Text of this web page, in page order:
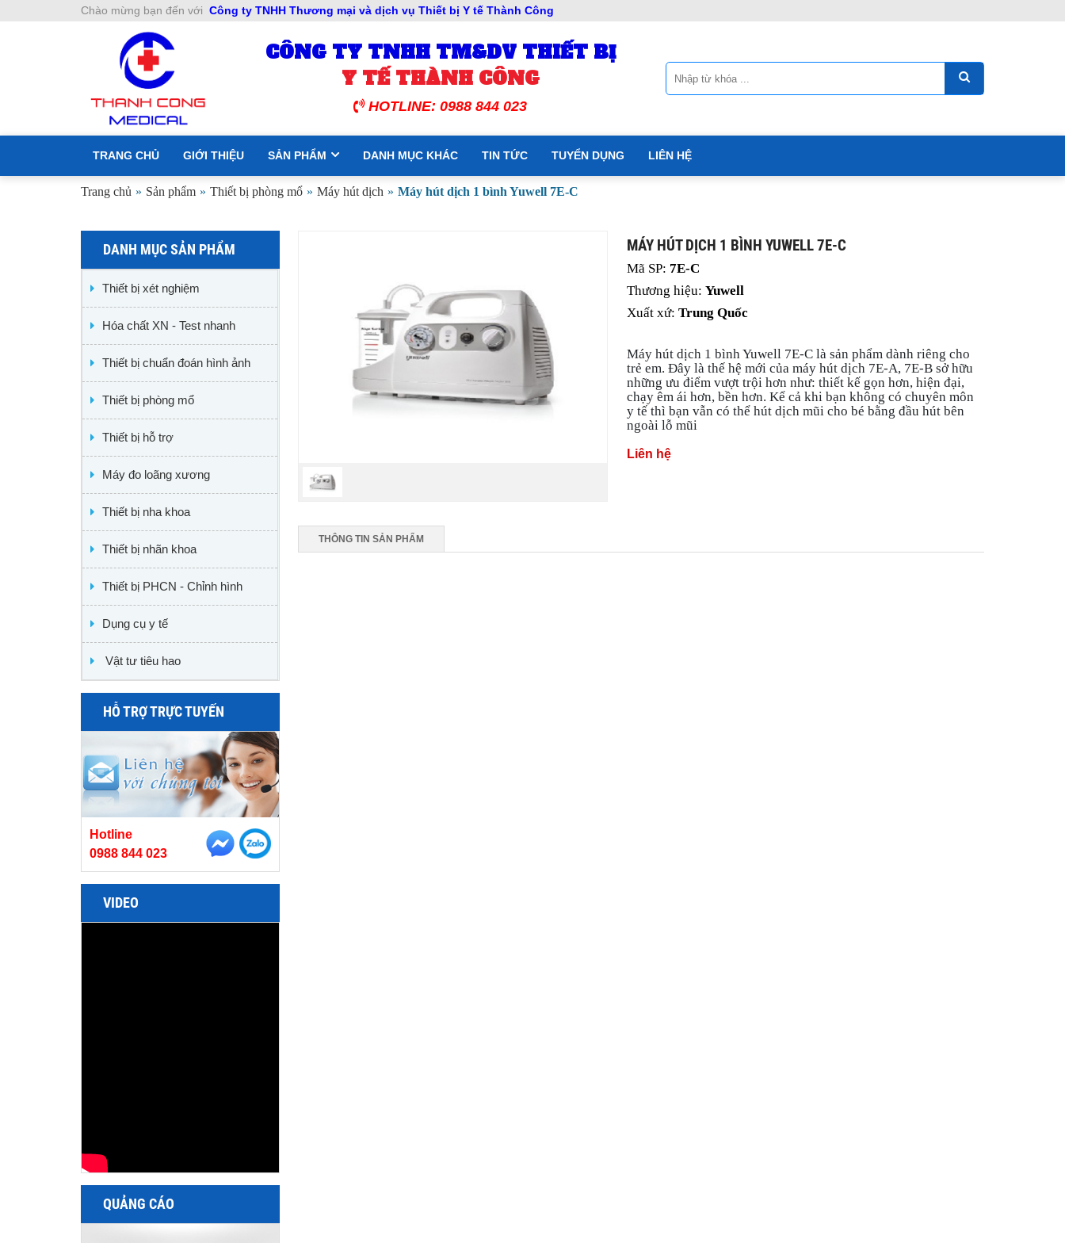
Chào mừng bạn đến với Công ty TNHH Thương mại và dịch vụ Thiết bị Y tế Thành Công
CÔNG TY TNHH TM&DV THIẾT BỊ
Y TẾ THÀNH CÔNG
HOTLINE: 0988 844 023
TRANG CHỦ GIỚI THIỆU SẢN PHẨM DANH MỤC KHÁC TIN TỨC TUYỂN DỤNG LIÊN HỆ
Trang chủ » Sản phẩm » Thiết bị phòng mổ » Máy hút dịch » Máy hút dịch 1 bình Yuwell 7E-C
DANH MỤC SẢN PHẨM
Thiết bị xét nghiệm
Hóa chất XN - Test nhanh
Thiết bị chuẩn đoán hình ảnh
Thiết bị phòng mổ
Thiết bị hỗ trợ
Máy đo loãng xương
Thiết bị nha khoa
Thiết bị nhãn khoa
Thiết bị PHCN - Chỉnh hình
Dụng cụ y tế
Vật tư tiêu hao
HỖ TRỢ TRỰC TUYẾN
Hotline
0988 844 023
VIDEO
QUẢNG CÁO
MÁY HÚT DỊCH 1 BÌNH YUWELL 7E-C
Mã SP: 7E-C
Thương hiệu:Yuwell
Xuất xứ:Trung Quốc
Máy hút dịch 1 bình Yuwell 7E-C là sản phẩm dành riêng cho
trẻ em. Đây là thế hệ mới của máy hút dịch 7E-A, 7E-B sở hữu
những ưu điểm vượt trội hơn như: thiết kế gọn hơn, hiện đại,
chạy êm ái hơn, bền hơn. Kể cả khi bạn không có chuyên môn
y tế thì bạn vẫn có thể hút dịch mũi cho bé bằng đầu hút bên
ngoài lỗ mũi
Liên hệ
THÔNG TIN SẢN PHẨM